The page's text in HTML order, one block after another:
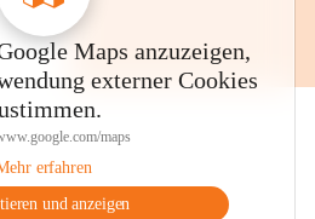
Maps anzuzeigen,
externer Cookies
maps
erfahren
und anzeigen